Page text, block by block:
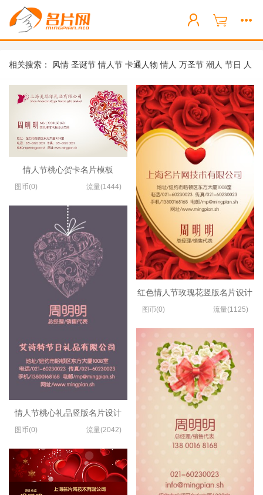
相关搜索： 风情 圣诞节 情人节 卡通人物 情人 万圣节 潮人 节日 人
达人
情人节桃心贺卡名片模板
图币(0) 流量(1444)
情人节桃心礼品竖版名片设计
图币(0) 流量(2042)
红色情人节玫瑰花竖版名片设计
图币(0) 流量(1125)